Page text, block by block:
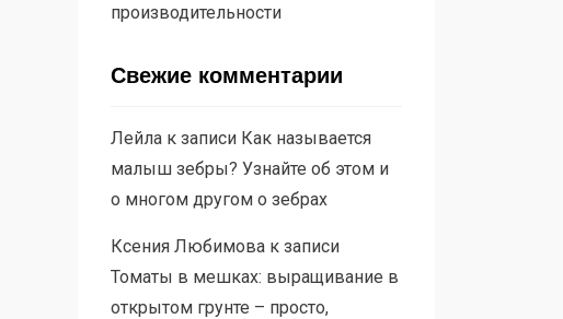
производительности
Свежие комментарии
Лейлак записи Как называется
малыш зебры? Узнайте об этом и
о многом другом о зебрах
Ксения Любимовак записи
Томаты в мешках: выращивание в
открытом грунте – просто,